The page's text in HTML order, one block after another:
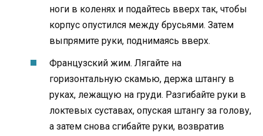
ноги в коленях и подайтесь вверх так, чтобы
корпус опустился между брусьями. Затем
выпрямите руки, поднимаясь вверх.
Французский жим. Лягайте на
горизонтальную скамью, держа штангу в
руках, лежащую на груди. Разгибайте руки в
локтевых суставах, опуская штангу за голову,
а затем снова сгибайте руки, возвратив